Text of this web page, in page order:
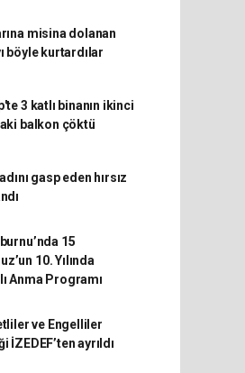
misina dolanan
böyle kurtardılar
3 katlı binanın ikinci
balkon çöktü
gasp eden hırsız
15
10. Yılında
Anma Programı
ve Engelliler
İZEDEF’ten ayrıldı